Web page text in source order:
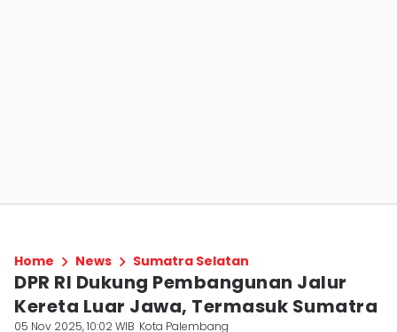
Home News Sumatra Selatan
DPR RI Dukung Pembangunan Jalur
Kereta Luar Jawa, Termasuk Sumatra
05 Nov 2025, 10:02 WIB Kota Palembang